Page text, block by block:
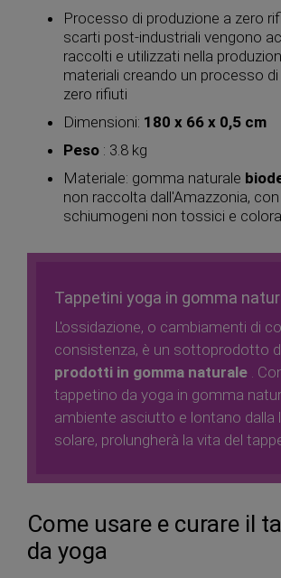
Processo di produzione a zero
scarti post-industriali vengono
raccolti e utilizzati nella
materiali creando un processo
zero rifiuti
Dimensioni: 180 x 66 x 0,5 cm
Peso : 3.8 kg
Materiale: gomma naturale
non raccolta dall'Amazzonia,
schiumogeni non tossici e
Tappetini yoga in gomma
L'ossidazione, o cambiamenti di
consistenza, è un sottoprodotto
prodotti in gomma naturale .
tappetino da yoga in gomma
ambiente asciutto e lontano dalla
solare, prolungherà la vita del
Come usare e curare il
da yoga